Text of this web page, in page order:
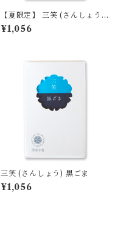
【夏限定】 三笑 (さんしょう)
はちみつレモン 単品 【季節限
定/期間限定】
¥1,056
三笑 (さんしょう) 黒ごま
¥1,056